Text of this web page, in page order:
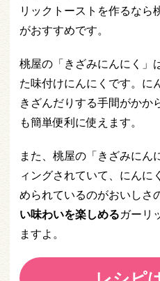
リックトーストを作るなら
がおすすめです。
桃屋の「きざみにんにく」
た味付けにんにくです。に
きざんだりする手間がかか
も簡単便利に使えます。
また、桃屋の「きざみにん
ィングされていて、にんに
められているのがおいしさ
い味わいを楽しめるガーリ
ますよ。